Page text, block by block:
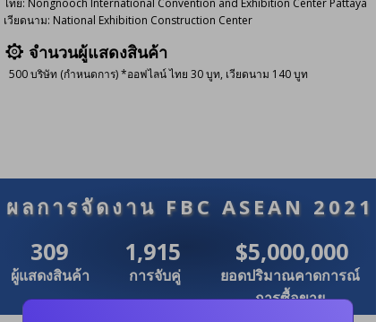
ไทย: Nongnooch International Convention and Exhibition Center Pattaya
เวียดนาม: National Exhibition Construction Center
500 บริษัท (กำหนดการ) *ออฟไลน์ ไทย 30 บูท, เวียดนาม 140 บูท
จำนวนผู้แสดงสินค้า
ผลการจัดงาน FBC ASEAN 2021
309 1,915 $5,000,000
ผู้แสดงสินค้า การจับคู่
ยอดปริมาณคาดการณ์
การซื้อขาย